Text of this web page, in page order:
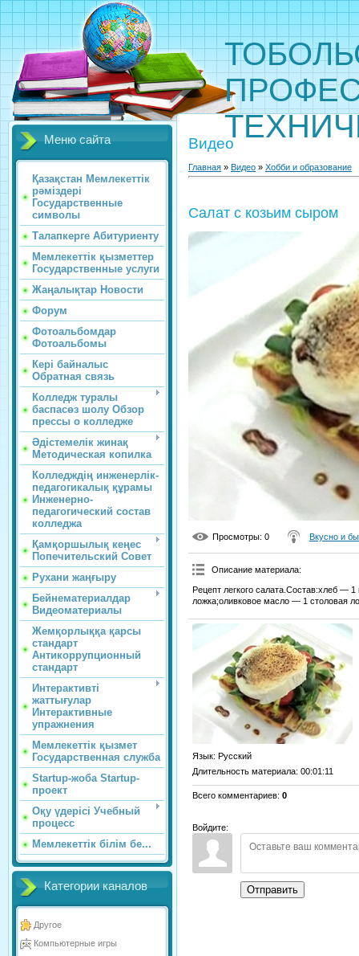
Меню сайта
Қазақстан Мемлекеттік
рәміздері
Государственные
символы
Талапкерге Абитуриенту
Мемлекеттік қызметтер
Государственные услуги
Жаңалықтар Новости
Форум
Фотоальбомдар
Фотоальбомы
Кері байналыс
Обратная связь
Колледж туралы
баспасөз шолу Обзор
прессы о колледже
Әдістемелік жинақ
Методическая копилка
Колледждің инженерлік-
педагогикалық құрамы
Инженерно-
педагогический состав
колледжа
Қамқоршылық кеңес
Попечительский Совет
Рухани жаңғыру
Бейнематериалдар
Видеоматериалы
Жемқорлыққа қарсы
стандарт
Антикоррупционный
стандарт
Интерактивті
жаттығулар
Интерактивные
упражнения
Мемлекеттік қызмет
Государственная служба
Startup-жоба Startup-
проект
Оқу үдерісі Учебный
процесс
Мемлекеттік білім бе...
Категории каналов
Другое
Компьютерные игры
Видео
Главная » Видео » Хобби и образование
Салат с козьим сыром
Просмотры: 0 Вкусно и
Описание материала:
Рецепт легкого салата.Состав:хлеб —
ложка;оливковое масло — 1 столовая
Язык: Русский
Длительность материала: 00:01:11
Всего комментариев: 0
Войдите:
Отправить